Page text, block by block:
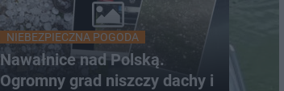
NIEBEZPIECZNA POGODA
Nawałnice nad Polską.
Ogromny grad niszczy dachy i